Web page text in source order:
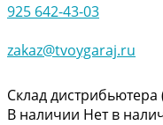
925 642-43-03
zakaz@tvoygaraj.ru
Склад дистрибьютера
В наличии Нет в